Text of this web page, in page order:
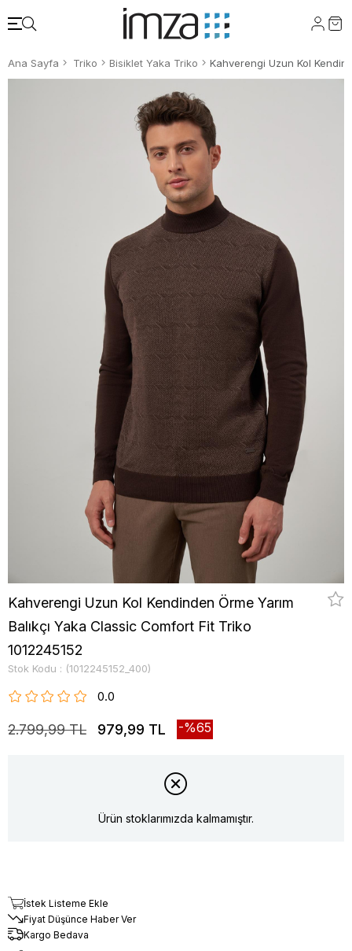
Ana Sayfa Triko Bisiklet Yaka Triko
Kahverengi Uzun Kol Kendinden Örme Yarım
Balıkçı Yaka Classic Comfort Fit Triko
1012245152
Stok Kodu (1012245152_400)
0.0
2.799,99 TL 979,99 TL 65
Ürün stoklarımızda kalmamıştır.
İstek Listeme Ekle
Fiyat Düşünce Haber Ver
Kargo Bedava